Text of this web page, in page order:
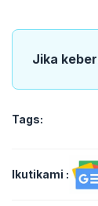
Jika
Tags:
Ikutikami :